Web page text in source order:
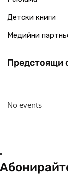
Детски книги
Медийни
Предстоящи
No events